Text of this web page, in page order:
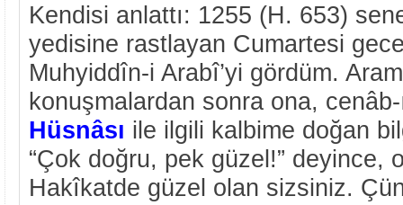
Kendisi anlattı: 1255 (H. 653)
yedisine rastlayan Cumartesi
Muhyiddîn-i Arabî’yi gördüm.
konuşmalardan sonra ona,
Hüsnâsı ile ilgili kalbime doğan
“Çok doğru, pek güzel!” deyince,
Hakîkatde güzel olan sizsiniz.